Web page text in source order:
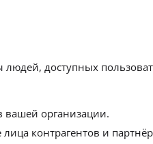
людей, доступных
организации.
контрагентов и